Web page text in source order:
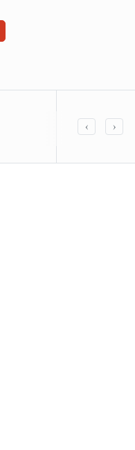
Sol og
‹ ›